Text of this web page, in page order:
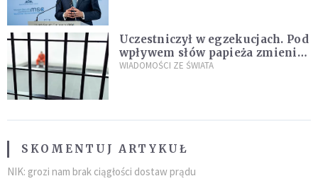
Uczestniczył w egzekucjach. Pod
wpływem słów papieża zmienił
zdanie
WIADOMOŚCI ZE ŚWIATA
SKOMENTUJ ARTYKUŁ
NIK: grozi nam brak ciągłości dostaw prądu